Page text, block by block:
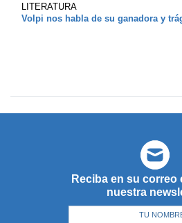
LITERATURA
Volpi nos habla de su ganadora y
Reciba en su correo
nuestra